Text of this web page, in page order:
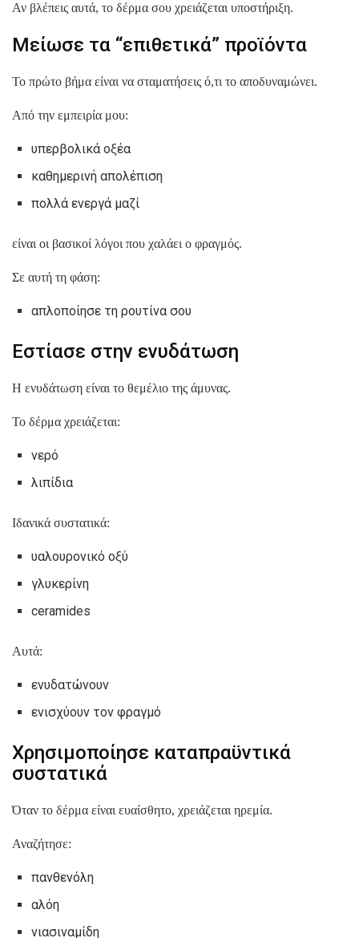
Αν βλέπεις αυτά, το δέρμα σου χρειάζεται υποστήριξη.
Μείωσε τα “επιθετικά” προϊόντα
Το πρώτο βήμα είναι να σταματήσεις ό,τι το αποδυναμώνει.
Από την εμπειρία μου:
υπερβολικά οξέα
καθημερινή απολέπιση
πολλά ενεργά μαζί
είναι οι βασικοί λόγοι που χαλάει ο φραγμός.
Σε αυτή τη φάση:
απλοποίησε τη ρουτίνα σου
Εστίασε στην ενυδάτωση
Η ενυδάτωση είναι το θεμέλιο της άμυνας.
Το δέρμα χρειάζεται:
νερό
λιπίδια
Ιδανικά συστατικά:
υαλουρονικό οξύ
γλυκερίνη
ceramides
Αυτά:
ενυδατώνουν
ενισχύουν τον φραγμό
Χρησιμοποίησε καταπραϋντικά
συστατικά
Όταν το δέρμα είναι ευαίσθητο, χρειάζεται ηρεμία.
Αναζήτησε:
πανθενόλη
αλόη
νιασιναμίδη